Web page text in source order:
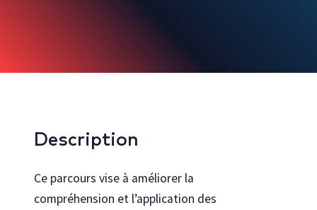
Description
Ce parcours vise à améliorer la
compréhension et l’application des
Rechercher toutes les formations
Cocréez avec nous